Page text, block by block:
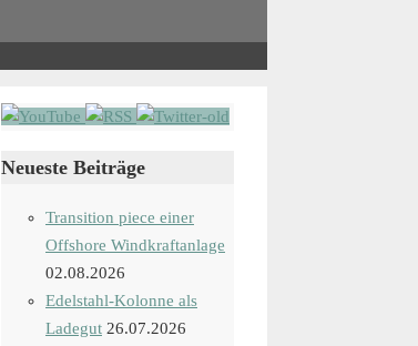
Neueste Beiträge
Transition piece einer
Offshore Windkraftanlage
02.08.2026
Edelstahl-Kolonne als
Ladegut 26.07.2026